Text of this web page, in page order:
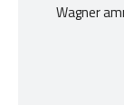
Wagner